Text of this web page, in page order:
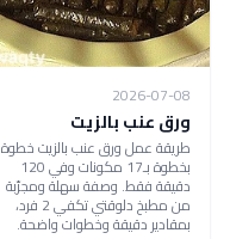
2026-07-08
ورق عنب بالزيت
طريقة عمل ورق عنب بالزيت خطوة
بخطوة بـ17 مكونات وفي 120
دقيقة فقط. وصفة سهلة ومجرّبة
من مطبخ دلوقتي تكفي 2 فرد،
بمقادير دقيقة وخطوات واضحة.